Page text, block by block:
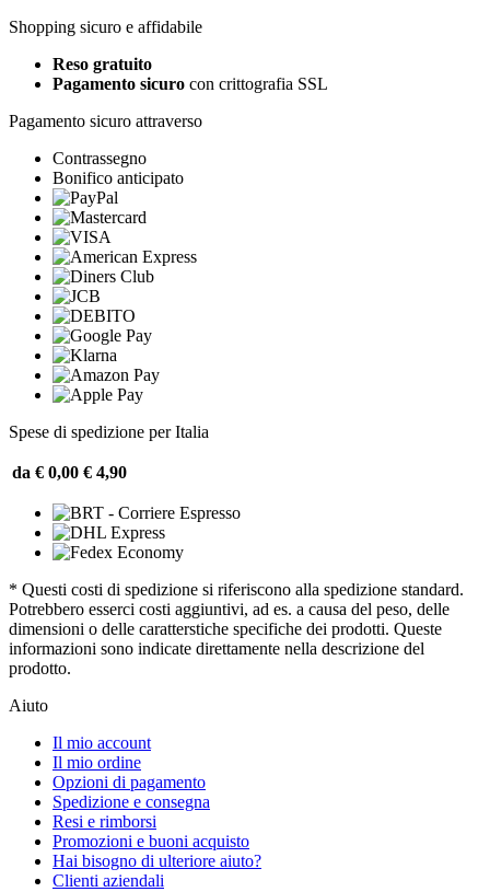
Shopping sicuro e affidabile
Reso gratuito
Pagamento sicuro con crittografia SSL
Pagamento sicuro attraverso
Contrassegno
Bonifico anticipato
Spese di spedizione per Italia
da € 0,00 € 4,90
* Questi costi di spedizione si riferiscono alla spedizione standard.
Potrebbero esserci costi aggiuntivi, ad es. a causa del peso, delle
dimensioni o delle caratterstiche specifiche dei prodotti. Queste
informazioni sono indicate direttamente nella descrizione del
prodotto.
Aiuto
Il mio account
Il mio ordine
Opzioni di pagamento
Spedizione e consegna
Resi e rimborsi
Promozioni e buoni acquisto
Hai bisogno di ulteriore aiuto?
Clienti aziendali